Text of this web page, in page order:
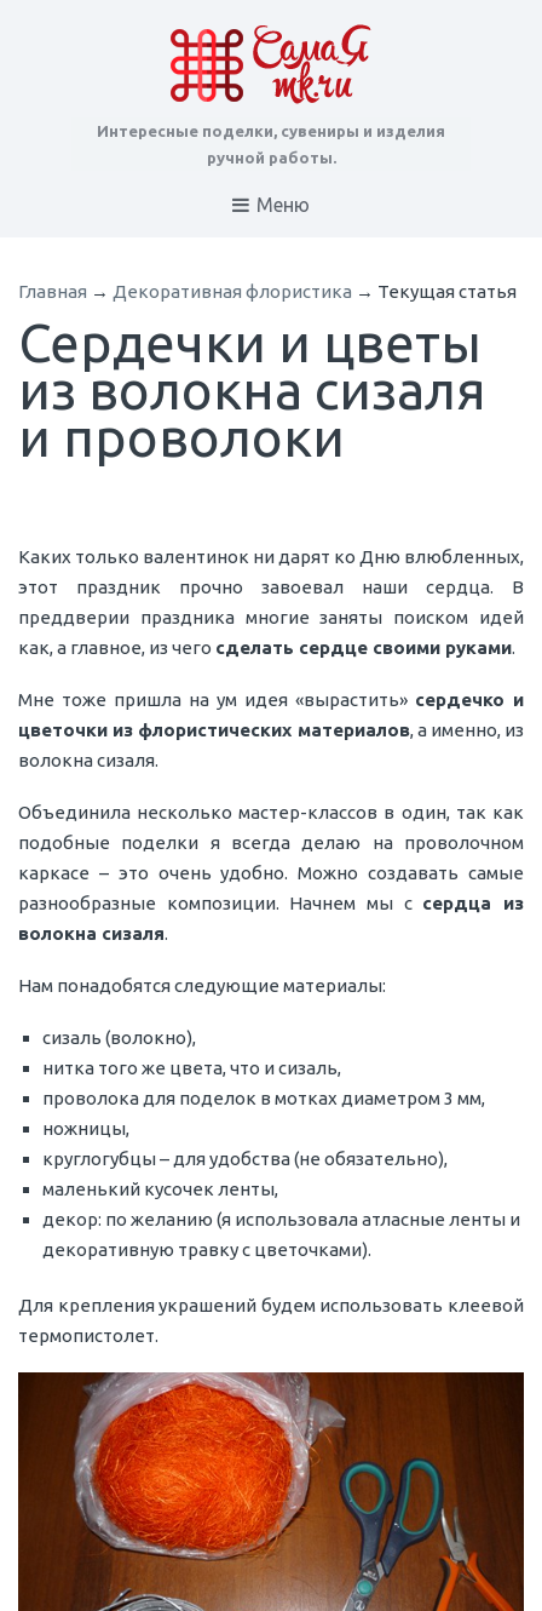
Интересные поделки, сувениры и изделия
ручной работы.
Меню
Главная → Декоративная флористика → Текущая статья
Сердечки и цветы
из волокна сизаля
и проволоки
Каких только валентинок ни дарят ко Дню влюбленных,
этот праздник прочно завоевал наши сердца. В
преддверии праздника многие заняты поиском идей
как, а главное, из чего сделать сердце своими руками.
Мне тоже пришла на ум идея «вырастить» сердечко и
цветочки из флористических материалов, а именно, из
волокна сизаля.
Объединила несколько мастер-классов в один, так как
подобные поделки я всегда делаю на проволочном
каркасе – это очень удобно. Можно создавать самые
разнообразные композиции. Начнем мы с сердца из
волокна сизаля.
Нам понадобятся следующие материалы:
сизаль (волокно),
нитка того же цвета, что и сизаль,
проволока для поделок в мотках диаметром 3 мм,
ножницы,
круглогубцы – для удобства (не обязательно),
маленький кусочек ленты,
декор: по желанию (я использовала атласные ленты и
декоративную травку с цветочками).
Для крепления украшений будем использовать клеевой
термопистолет.